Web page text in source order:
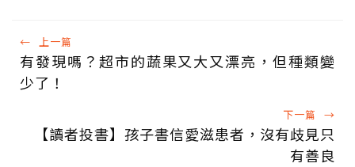
← 上一篇
有發現嗎？超市的蔬果又大又漂亮，但種類變
少了！
下一篇 →
【讀者投書】孩子書信愛滋患者，沒有歧見只
有善良